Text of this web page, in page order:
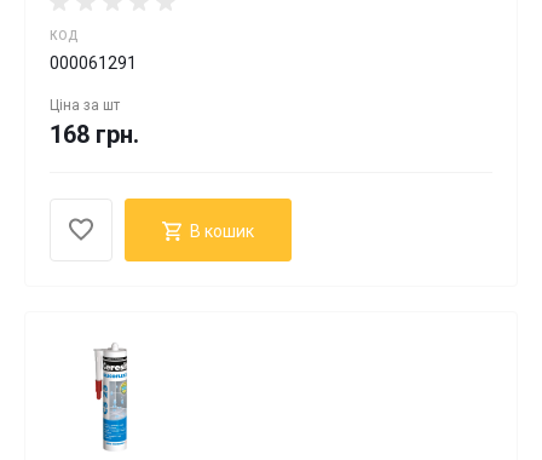
КОД
000061291
Ціна за шт
168 грн.
В кошик